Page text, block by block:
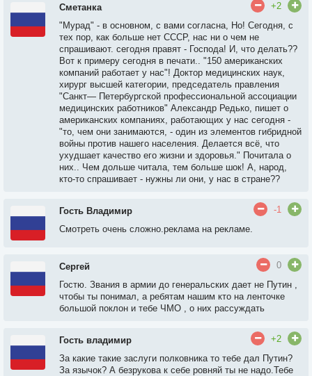
Сметанка
+2
"Мурад" - в основном, с вами согласна, Но! Сегодня, с
тех пор, как больше нет СССР, нас ни о чем не
спрашивают. сегодня правят - Господа! И, что делать??
Вот к примеру сегодня в печати.. "150 американских
компаний работает у нас"! Доктор медицинских наук,
хирург высшей категории, председатель правления
"Санкт— Петербургской профессиональной ассоциации
медицинских работников" Александр Редько, пишет о
американских компаниях, работающих у нас сегодня -
"то, чем они занимаются, - один из элементов гибридной
войны против нашего населения. Делается всё, что
ухудшает качество его жизни и здоровья." Почитала о
них.. Чем дольше читала, тем больше шок! А, народ,
кто-то спрашивает - нужны ли они, у нас в стране??
Гость Владимир
-1
Смотреть очень сложно.реклама на рекламе.
Сергей
0
Гостю. Звания в армии до генеральских дает не Путин ,
чтобы ты понимал, а ребятам нашим кто на ленточке
большой поклон и тебе ЧМО , о них рассуждать
Гость владимир
+2
За какие такие заслуги полковника то тебе дал Путин?
За язычок? А безрукова к себе ровняй ты не надо.Тебе